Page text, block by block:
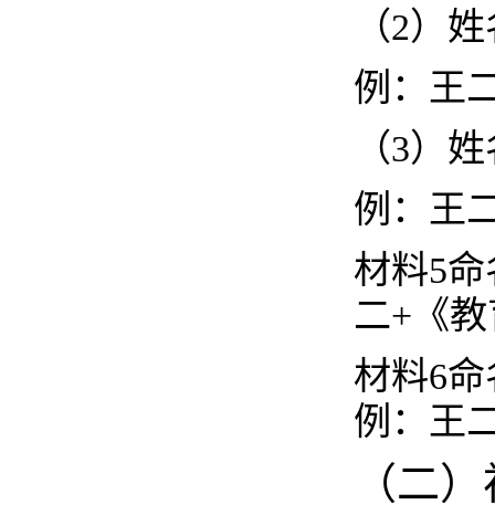
（2）
例：王
（3）
例：王
材料5
二+《
材料6
例：王
（二）